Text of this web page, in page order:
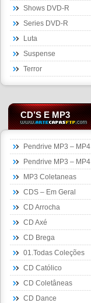
Shows DVD-R
Series DVD-R
Luta
Suspense
Terror
CD’S E MP3
Pendrive MP3 – MP4
Pendrive MP3 – MP4
MP3 Coletaneas
CDS – Em Geral
CD Arrocha
CD Axé
CD Brega
01.Todas Coleções
CD Católico
CD Coletâneas
CD Dance